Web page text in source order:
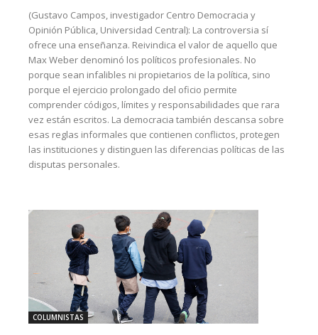
(Gustavo Campos, investigador Centro Democracia y
Opinión Pública, Universidad Central): La controversia sí
ofrece una enseñanza. Reivindica el valor de aquello que
Max Weber denominó los políticos profesionales. No
porque sean infalibles ni propietarios de la política, sino
porque el ejercicio prolongado del oficio permite
comprender códigos, límites y responsabilidades que rara
vez están escritos. La democracia también descansa sobre
esas reglas informales que contienen conflictos, protegen
las instituciones y distinguen las diferencias políticas de las
disputas personales.
COLUMNISTAS